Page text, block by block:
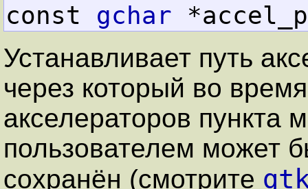
const gchar
Устанавливает путь
через который во
акселераторов пункта
пользователем может
сохранён (смотрите